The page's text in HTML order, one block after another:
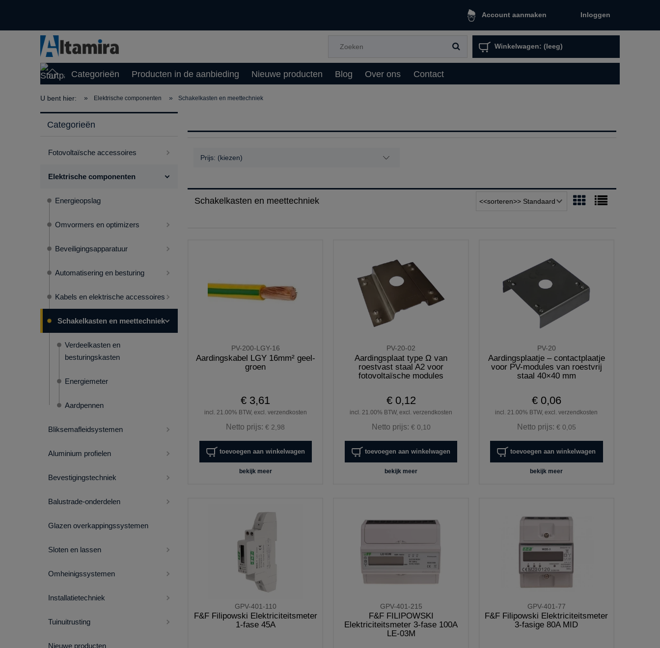
Account aanmaken Inloggen
Winkelwagen: (leeg)
Categorieën Producten in de aanbieding Nieuwe producten Blog Over ons Contact
U bent hier: » Elektrische componenten » Schakelkasten en meettechniek
Categorieën
Fotovoltaïsche accessoires
Elektrische componenten
Energieopslag
Omvormers en optimizers
Beveiligingsapparatuur
Automatisering en besturing
Kabels en elektrische accessoires
Schakelkasten en meettechniek
Verdeelkasten en
besturingskasten
Energiemeter
Aardpennen
Bliksemafleidsystemen
Aluminium profielen
Bevestigingstechniek
Balustrade-onderdelen
Glazen overkappingssystemen
Sloten en lassen
Omheinigssystemen
Installatietechniek
Tuinuitrusting
Nieuwe producten
Prijs: (kiezen)
Schakelkasten en meettechniek
PV-200-LGY-16
Aardingskabel LGY 16mm² geel-
groen
€ 3,61
incl. 21.00% BTW, excl. verzendkosten
Netto prijs:€ 2,98
toevoegen aan winkelwagen
bekijk meer
PV-20-02
Aardingsplaat type Ω van
roestvast staal A2 voor
fotovoltaïsche modules
€ 0,12
incl. 21.00% BTW, excl. verzendkosten
Netto prijs: € 0,10
toevoegen aan winkelwagen
bekijk meer
PV-20
Aardingsplaatje – contactplaatje
voor PV-modules van roestvrij
staal 40×40 mm
€ 0,06
incl. 21.00% BTW, excl. verzendkosten
Netto prijs: € 0,05
toevoegen aan winkelwagen
bekijk meer
GPV-401-110
F&F Filipowski Elektriciteitsmeter
1-fase 45A
GPV-401-215
F&F FILIPOWSKI
Elektriciteitsmeter 3-fase 100A
LE-03M
GPV-401-77
F&F Filipowski Elektriciteitsmeter
3-fasige 80A MID